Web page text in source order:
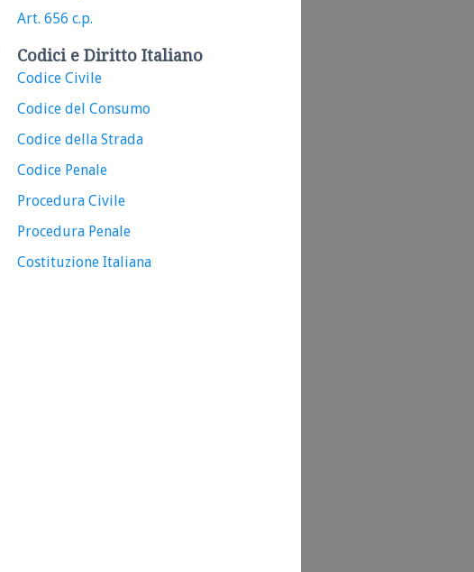
Art. 656 c.p.
Codici e Diritto Italiano
Codice Civile
Codice del Consumo
Codice della Strada
Codice Penale
Procedura Civile
Procedura Penale
Costituzione Italiana